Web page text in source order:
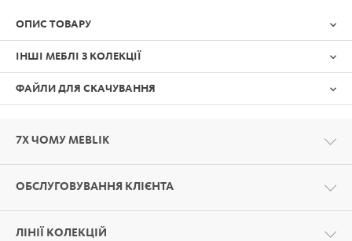
ОПИС ТОВАРУ
ІНШІ МЕБЛІ З КОЛЕКЦІЇ
ФАЙЛИ ДЛЯ СКАЧУВАННЯ
Формат:PDF
7Х ЧОМУ MEBLIK
ОБСЛУГОВУВАННЯ КЛІЄНТА
ЛІНІЇ КОЛЕКЦІЙ